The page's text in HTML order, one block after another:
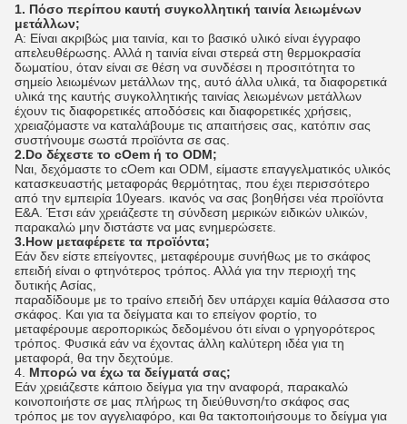
1. Πόσο περίπου καυτή συγκολλητική ταινία λειωμένων
μετάλλων;
Α: Είναι ακριβώς μια ταινία, και το βασικό υλικό είναι έγγραφο
απελευθέρωσης. Αλλά η ταινία είναι στερεά στη θερμοκρασία
δωματίου, όταν είναι σε θέση να συνδέσει η προσιτότητα το
σημείο λειωμένων μετάλλων της, αυτό άλλα υλικά, τα διαφορετικά
υλικά της καυτής συγκολλητικής ταινίας λειωμένων μετάλλων
έχουν τις διαφορετικές αποδόσεις και διαφορετικές χρήσεις,
χρειαζόμαστε να καταλάβουμε τις απαιτήσεις σας, κατόπιν σας
συστήνουμε σωστά προϊόντα σε σας.
2.Do δέχεστε το cOem ή το ODM;
Ναι, δεχόμαστε το cOem και ODM, είμαστε επαγγελματικός υλικός
κατασκευαστής μεταφοράς θερμότητας, που έχει περισσότερο
από την εμπειρία 10years. ικανός να σας βοηθήσει νέα προϊόντα
Ε&Α. Έτσι εάν χρειάζεστε τη σύνδεση μερικών ειδικών υλικών,
παρακαλώ μην διστάστε να μας ενημερώσετε.
3.How μεταφέρετε τα προϊόντα;
Εάν δεν είστε επείγοντες, μεταφέρουμε συνήθως με το σκάφος
επειδή είναι ο φτηνότερος τρόπος. Αλλά για την περιοχή της
δυτικής Ασίας,
παραδίδουμε με το τραίνο επειδή δεν υπάρχει καμία θάλασσα στο
σκάφος. Και για τα δείγματα και το επείγον φορτίο, το
μεταφέρουμε αεροπορικώς δεδομένου ότι είναι ο γρηγορότερος
τρόπος. Φυσικά εάν να έχοντας άλλη καλύτερη ιδέα για τη
μεταφορά, θα την δεχτούμε.
4. Μπορώ να έχω τα δείγματά σας;
Εάν χρειάζεστε κάποιο δείγμα για την αναφορά, παρακαλώ
κοινοποιήστε σε μας πλήρως τη διεύθυνση/το σκάφος σας
τρόπος με τον αγγελιαφόρο, και θα τακτοποιήσουμε το δείγμα για